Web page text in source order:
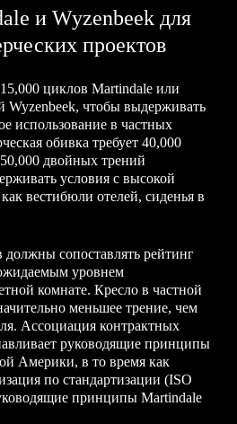
и Wyzenbeek для
проектов
циклов Martindale или
Wyzenbeek, чтобы выдерживать
использование в частных
обивка требует 40,000
двойных трений
условия с высокой
вестибюли отелей, сиденья в
сопоставлять рейтинг
уровнем
комнате. Кресло в частной
меньшее трение, чем
Ассоциация контрактных
руководящие принципы
Америки, в то время как
по стандартизации (ISO
принципы Martindale